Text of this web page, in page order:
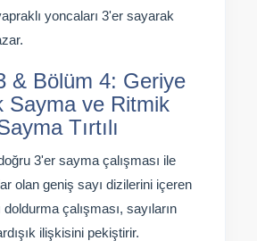
yoncaları 3'er sayarak
& Bölüm 4: Geriye
Sayma ve Ritmik
Tırtılı
3'er sayma çalışması ile
olan geniş sayı dizilerini içeren
doldurma çalışması, sayıların
ilişkisini pekiştirir.